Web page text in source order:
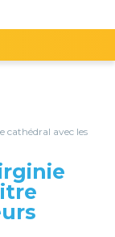
cathédral avec les